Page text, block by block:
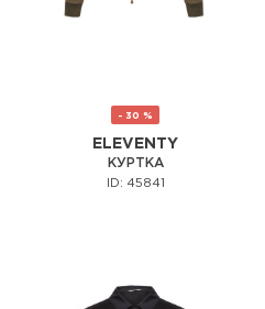
- 30 %
ELEVENTY
КУРТКА
ID: 45841